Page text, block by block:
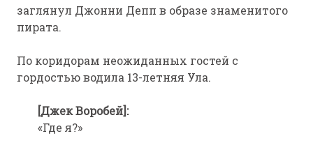
заглянул Джонни Депп в образе знаменитого
пирата.
По коридорам неожиданных гостей с
гордостью водила 13-летняя Ула.
[Джек Воробей]:
«Где я?»